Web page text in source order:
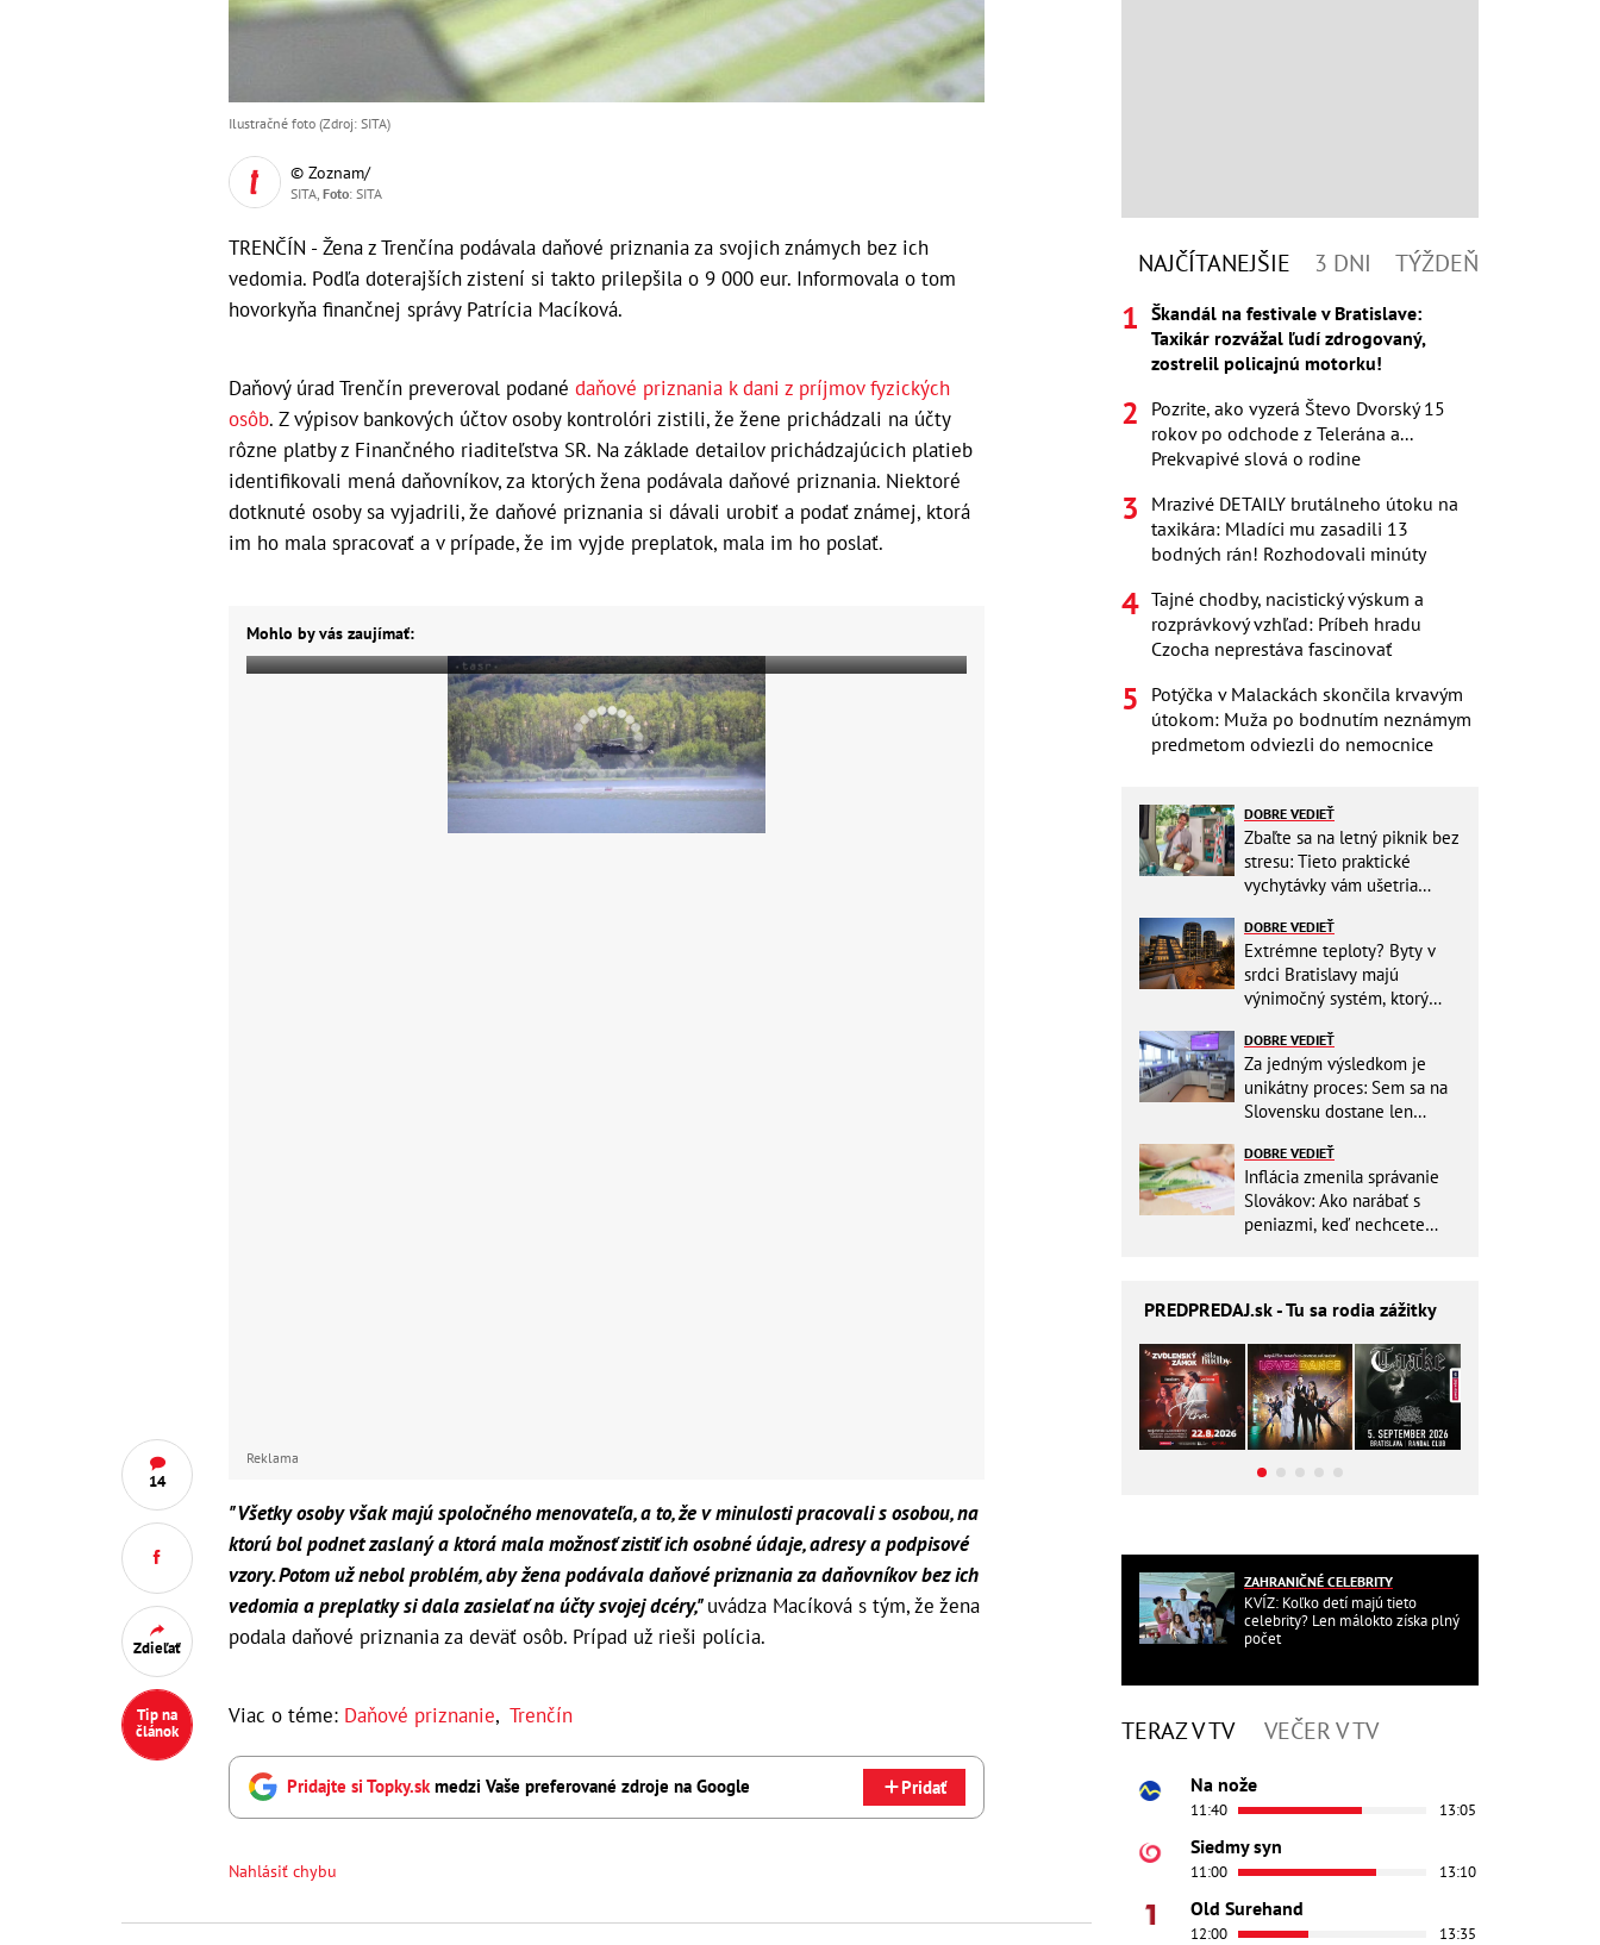
14
Zdieľať
Tip na
článok
Ilustračné foto (Zdroj: SITA)
© Zoznam/
SITA, Foto: SITA
TRENČÍN - Žena z Trenčína podávala daňové priznania za svojich známych bez ich
vedomia. Podľa doterajších zistení si takto prilepšila o 9 000 eur. Informovala o tom
hovorkyňa finančnej správy Patrícia Macíková.
Daňový úrad Trenčín preveroval podané daňové priznania k dani z príjmov fyzických
osôb. Z výpisov bankových účtov osoby kontrolóri zistili, že žene prichádzali na účty
rôzne platby z Finančného riaditeľstva SR. Na základe detailov prichádzajúcich platieb
identifikovali mená daňovníkov, za ktorých žena podávala daňové priznania. Niektoré
dotknuté osoby sa vyjadrili, že daňové priznania si dávali urobiť a podať známej, ktorá
im ho mala spracovať a v prípade, že im vyjde preplatok, mala im ho poslať.
Mohlo by vás zaujímať:
Reklama
"Všetky osoby však majú spoločného menovateľa, a to, že v minulosti pracovali s osobou, na
ktorú bol podnet zaslaný a ktorá mala možnosť zistiť ich osobné údaje, adresy a podpisové
vzory. Potom už nebol problém, aby žena podávala daňové priznania za daňovníkov bez ich
vedomia a preplatky si dala zasielať na účty svojej dcéry,"uvádza Macíková s tým, že žena
podala daňové priznania za deväť osôb. Prípad už rieši polícia.
Viac o téme: Daňové priznanie, Trenčín
Pridajte si Topky.skmedzi Vaše preferované zdroje na Google Pridať
Nahlásiť chybu
NAJČÍTANEJŠIE 3 DNI TÝŽDEŇ
Škandál na festivale v Bratislave:
Taxikár rozvážal ľudí zdrogovaný,
zostrelil policajnú motorku!
Pozrite, ako vyzerá Števo Dvorský 15
rokov po odchode z Telerána a...
Prekvapivé slová o rodine
Mrazivé DETAILY brutálneho útoku na
taxikára: Mladíci mu zasadili 13
bodných rán! Rozhodovali minúty
Tajné chodby, nacistický výskum a
rozprávkový vzhľad: Príbeh hradu
Czocha neprestáva fascinovať
Potýčka v Malackách skončila krvavým
útokom: Muža po bodnutím neznámym
predmetom odviezli do nemocnice
DOBRE VEDIEŤ
Zbaľte sa na letný piknik bez
stresu: Tieto praktické
vychytávky vám ušetria
DOBRE VEDIEŤ
Extrémne teploty? Byty v
srdci Bratislavy majú
výnimočný systém, ktorý
DOBRE VEDIEŤ
Za jedným výsledkom je
unikátny proces: Sem sa na
Slovensku dostane len
DOBRE VEDIEŤ
Inflácia zmenila správanie
Slovákov: Ako narábať s
peniazmi, keď nechcete
PREDPREDAJ.sk - Tu sa rodia zážitky
ZAHRANIČNÉ CELEBRITY
KVÍZ: Koľko detí majú tieto
celebrity? Len málokto získa plný
počet
TERAZ V TV VEČER V TV
Na nože
11:40 13:05
Siedmy syn
11:00 13:10
Old Surehand
12:00 13:35